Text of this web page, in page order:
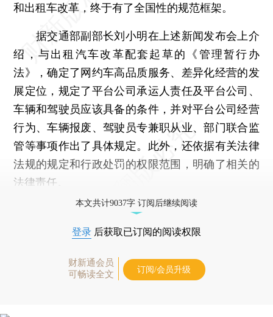
和出租车改革，终于有了全国性的规范框架。
据交通部副部长刘小明在上述新闻发布会上介
绍，与出租汽车改革配套起草的《管理暂行办
法》，确定了网约车高品质服务、差异化经营的发
展定位，规定了平台公司承运人责任及平台公司、
车辆和驾驶员应该具备的条件，并对平台公司经营
行为、车辆报废、驾驶员专兼职从业、部门联合监
管等事项作出了具体规定。此外，还依据有关法律
法规的规定和行政处罚的权限范围，明确了相关的
法律责任。
本文共计9037字 订阅后继续阅读
登录 后获取已订阅的阅读权限
财新通会员
可畅读全文
订阅/会员升级